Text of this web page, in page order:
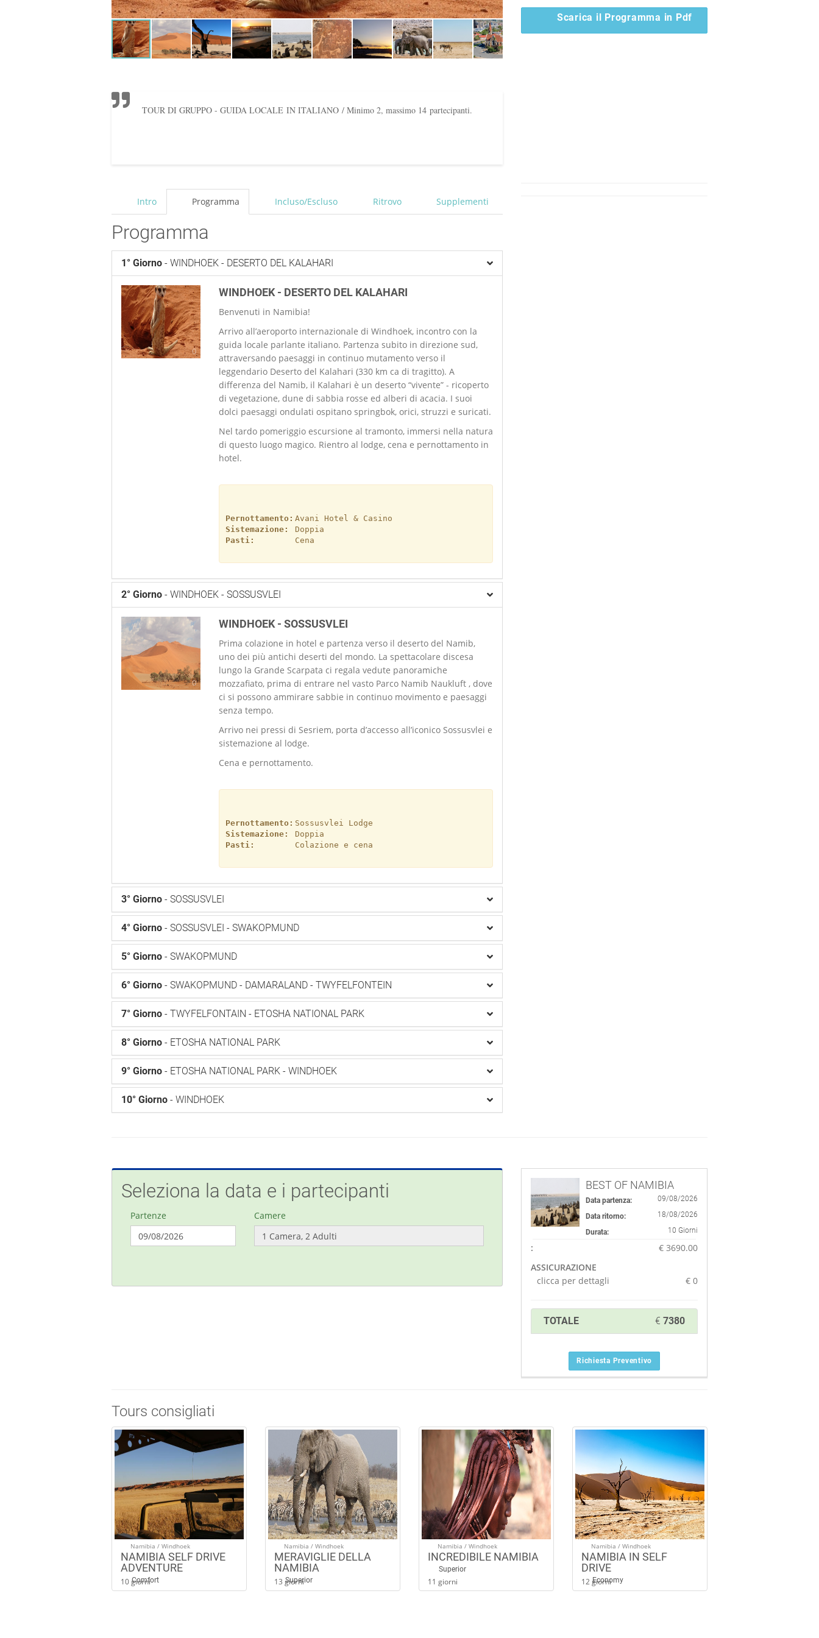
TOUR DI GRUPPO - GUIDA LOCALE IN ITALIANO / Minimo 2, massimo 14 partecipanti.
Scarica il Programma in Pdf
Intro Programma Incluso/Escluso Ritrovo Supplementi
Programma
1° Giorno - WINDHOEK - DESERTO DEL KALAHARI
0
WINDHOEK - DESERTO DEL KALAHARI
Benvenuti in Namibia!
Arrivo all’aeroporto internazionale di Windhoek, incontro con la
guida locale parlante italiano. Partenza subito in direzione sud,
attraversando paesaggi in continuo mutamento verso il
leggendario Deserto del Kalahari (330 km ca di tragitto). A
differenza del Namib, il Kalahari è un deserto “vivente” - ricoperto
di vegetazione, dune di sabbia rosse ed alberi di acacia. I suoi
dolci paesaggi ondulati ospitano springbok, orici, struzzi e suricati.
Nel tardo pomeriggio escursione al tramonto, immersi nella natura
di questo luogo magico. Rientro al lodge, cena e pernottamento in
hotel.
Pernottamento: Avani Hotel & Casino
Sistemazione:
Doppia
Pasti:
Cena
2° Giorno - WINDHOEK - SOSSUSVLEI
0
WINDHOEK - SOSSUSVLEI
Prima colazione in hotel e partenza verso il deserto del Namib,
uno dei più antichi deserti del mondo. La spettacolare discesa
lungo la Grande Scarpata ci regala vedute panoramiche
mozzafiato, prima di entrare nel vasto Parco Namib Naukluft , dove
ci si possono ammirare sabbie in continuo movimento e paesaggi
senza tempo.
Arrivo nei pressi di Sesriem, porta d’accesso all’iconico Sossusvlei e
sistemazione al lodge.
Cena e pernottamento.
Pernottamento: Sossusvlei Lodge
Sistemazione:
Doppia
Pasti:
Colazione e cena
3° Giorno - SOSSUSVLEI
4° Giorno - SOSSUSVLEI - SWAKOPMUND
5° Giorno - SWAKOPMUND
6° Giorno - SWAKOPMUND - DAMARALAND - TWYFELFONTEIN
7° Giorno - TWYFELFONTAIN - ETOSHA NATIONAL PARK
8° Giorno - ETOSHA NATIONAL PARK
9° Giorno - ETOSHA NATIONAL PARK - WINDHOEK
10° Giorno - WINDHOEK
Seleziona la data e i partecipanti
Partenze Camere
BEST OF NAMIBIA
Data partenza: 09/08/2026
Data ritorno: 18/08/2026
Durata: 10 Giorni
:
€ 3690.00
ASSICURAZIONE
clicca per dettagli
€ 0
TOTALE € 7380
Richiesta Preventivo
Tours consigliati
Namibia / Windhoek
NAMIBIA SELF DRIVE
ADVENTURE
Comfort
10 giorni
Namibia / Windhoek
MERAVIGLIE DELLA
NAMIBIA
Superior
13 giorni
Namibia / Windhoek
INCREDIBILE NAMIBIA
Superior
11 giorni
Namibia / Windhoek
NAMIBIA IN SELF
DRIVE
Economy
12 giorni